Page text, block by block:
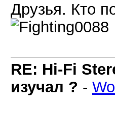
Друзья. Кто
RE: Hi-Fi
изучал ? -